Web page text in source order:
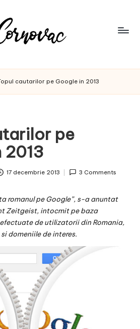
cautarilor pe Google in 2013
pe
2013
17 decembrie 2013 3 Comments
romanul pe Google”, s-a anuntat
Zeitgeist, intocmit pe baza
de utilizatorii din Romania,
domeniile de interes.